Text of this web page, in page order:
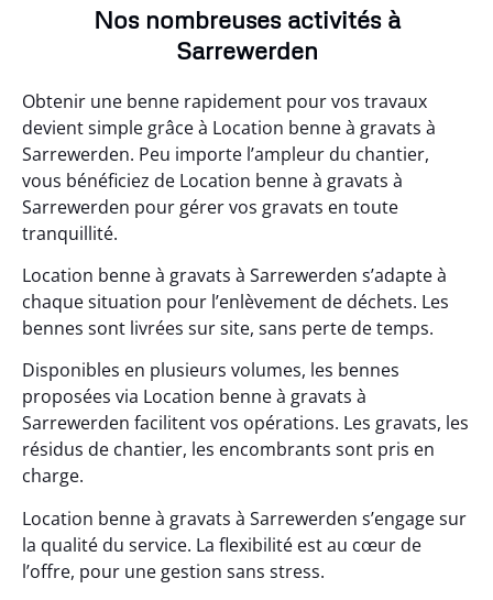
Nos nombreuses activités à
Sarrewerden
Obtenir une benne rapidement pour vos travaux
devient simple grâce à Location benne à gravats à
Sarrewerden. Peu importe l’ampleur du chantier,
vous bénéficiez de Location benne à gravats à
Sarrewerden pour gérer vos gravats en toute
tranquillité.
Location benne à gravats à Sarrewerden s’adapte à
chaque situation pour l’enlèvement de déchets. Les
bennes sont livrées sur site, sans perte de temps.
Disponibles en plusieurs volumes, les bennes
proposées via Location benne à gravats à
Sarrewerden facilitent vos opérations. Les gravats, les
résidus de chantier, les encombrants sont pris en
charge.
Location benne à gravats à Sarrewerden s’engage sur
la qualité du service. La flexibilité est au cœur de
l’offre, pour une gestion sans stress.